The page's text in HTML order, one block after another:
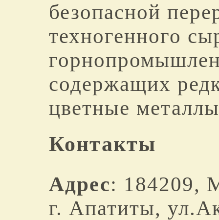
безопасной
техногенного
содержащих
цветные
Контакты
Адрес: 184209,
г. Апатиты,